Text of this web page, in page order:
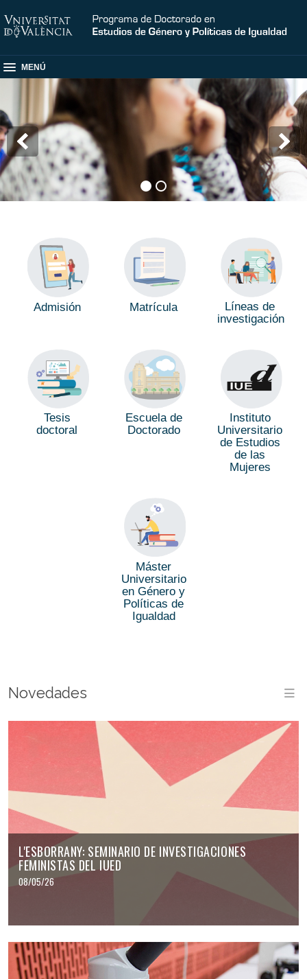
MENÚ
Admisión Matrícula
Líneas de
investigación
Tesis
doctoral
Escuela de
Doctorado
Instituto
Universitario
de Estudios
de las
Mujeres
Máster
Universitario
en Género y
Políticas de
Igualdad
Novedades
L'ESBORRANY: SEMINARIO DE INVESTIGACIONES
FEMINISTAS DEL IUED
08/05/26